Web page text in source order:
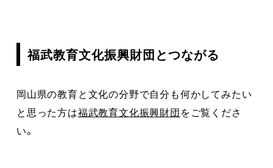
福武教育文化振興財団とつながる
岡山県の教育と文化の分野で自分も何かしてみたい
と思った方は福武教育文化振興財団をご覧くださ
い。